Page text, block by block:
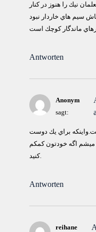
نيك را هنوز در كنار
Antworten
Anonym
sagt:
براي يك دوست
ميشم اگه خودتون كمكم
كنيد.
Antworten
reihane